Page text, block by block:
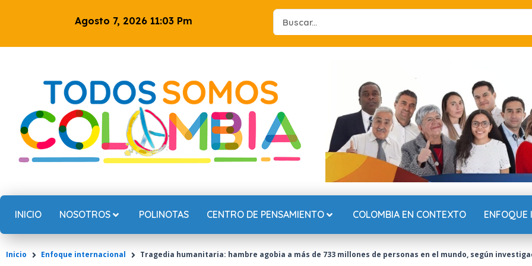
Agosto 7, 2026 11:03 Pm
Search
...
INICIO NOSOTROS POLINOTAS CENTRO DE PENSAMIENTO COLOMBIA EN CONTEXTO ENFOQUE
Inicio Enfoque internacional Tragedia humanitaria: hambre agobia a más de 733 millones de personas en el mundo, según